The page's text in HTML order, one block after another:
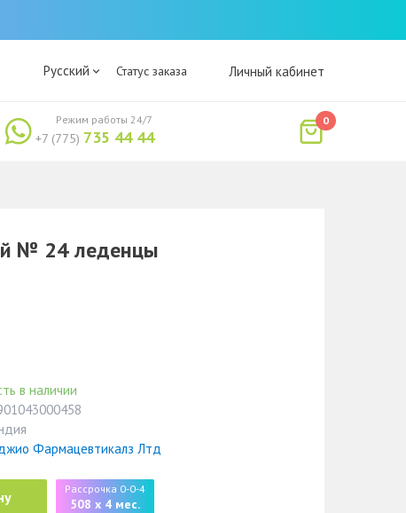
Русский Статус заказа Личный кабинет
+7 (775) 735 44 44
Режим работы 24/7 0
№ 24 леденцы
в наличии
Фармацевтикалз Лтд
Рассрочка 0-0-4
508 x 4 мес.